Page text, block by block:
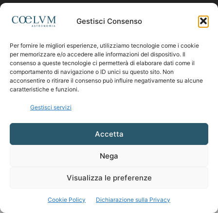
Gestisci Consenso
Per fornire le migliori esperienze, utilizziamo tecnologie come i cookie
per memorizzare e/o accedere alle informazioni del dispositivo. Il
consenso a queste tecnologie ci permetterà di elaborare dati come il
comportamento di navigazione o ID unici su questo sito. Non
acconsentire o ritirare il consenso può influire negativamente su alcune
caratteristiche e funzioni.
Gestisci servizi
Accetta
Nega
Visualizza le preferenze
Cookie Policy Dichiarazione sulla Privacy
SEGUICI